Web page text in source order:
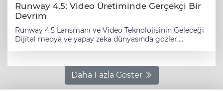
Runway 4.5: Video Üretiminde Gerçekçi Bir
Devrim
Runway 4.5 Lansmanı ve Video Teknolojisinin Geleceği ​
Dijital medya ve yapay zeka dünyasında gözler,
teknolojilerinde sınırları zorlayan şirket, runway 4.5
sürümüyle kullanıcıların karşısına çıkarak beklentileri
bir üst seviyeye taşıdı. NewsTurk editörlerinin teknoloji
Daha Fazla Göster